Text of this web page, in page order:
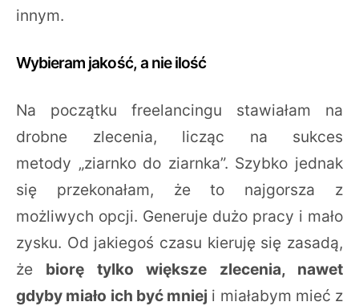
innym.
Wybieram jakość, a nie ilość
Na początku freelancingu stawiałam na
drobne zlecenia, licząc na sukces
metody „ziarnko do ziarnka”. Szybko jednak
się przekonałam, że to najgorsza z
możliwych opcji. Generuje dużo pracy i mało
zysku. Od jakiegoś czasu kieruję się zasadą,
że biorę tylko większe zlecenia, nawet
gdyby miało ich być mniej i miałabym mieć z